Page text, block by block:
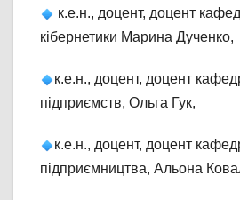
к.е.н., доцент, доцент
кібернетики Марина Дученко,
к.е.н., доцент, доцент
підприємств, Ольга Гук,
к.е.н., доцент, доцент
підприємництва, Альона